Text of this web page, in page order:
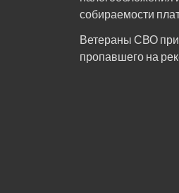
собираемости
Ветераны СВО
пропавшего на